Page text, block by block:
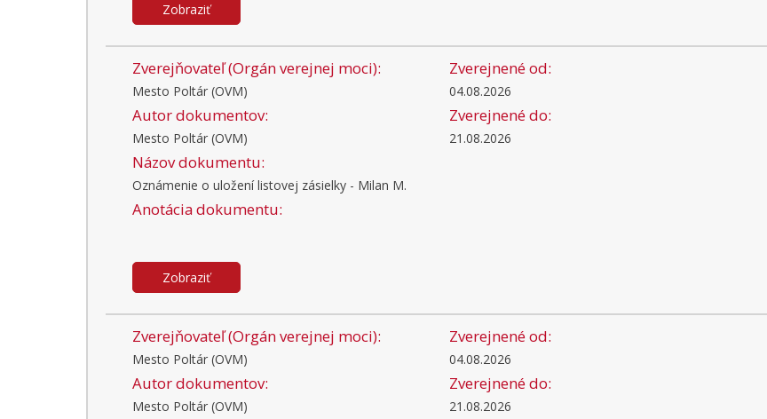
Zobraziť
Zverejňovateľ (Orgán verejnej moci):
Mesto Poltár (OVM)
Zverejnené od:
04.08.2026
Autor dokumentov:
Mesto Poltár (OVM)
Zverejnené do:
21.08.2026
Názov dokumentu:
Oznámenie o uložení listovej zásielky - Milan M.
Anotácia dokumentu:
Zobraziť
Zverejňovateľ (Orgán verejnej moci):
Mesto Poltár (OVM)
Zverejnené od:
04.08.2026
Autor dokumentov:
Mesto Poltár (OVM)
Zverejnené do:
21.08.2026